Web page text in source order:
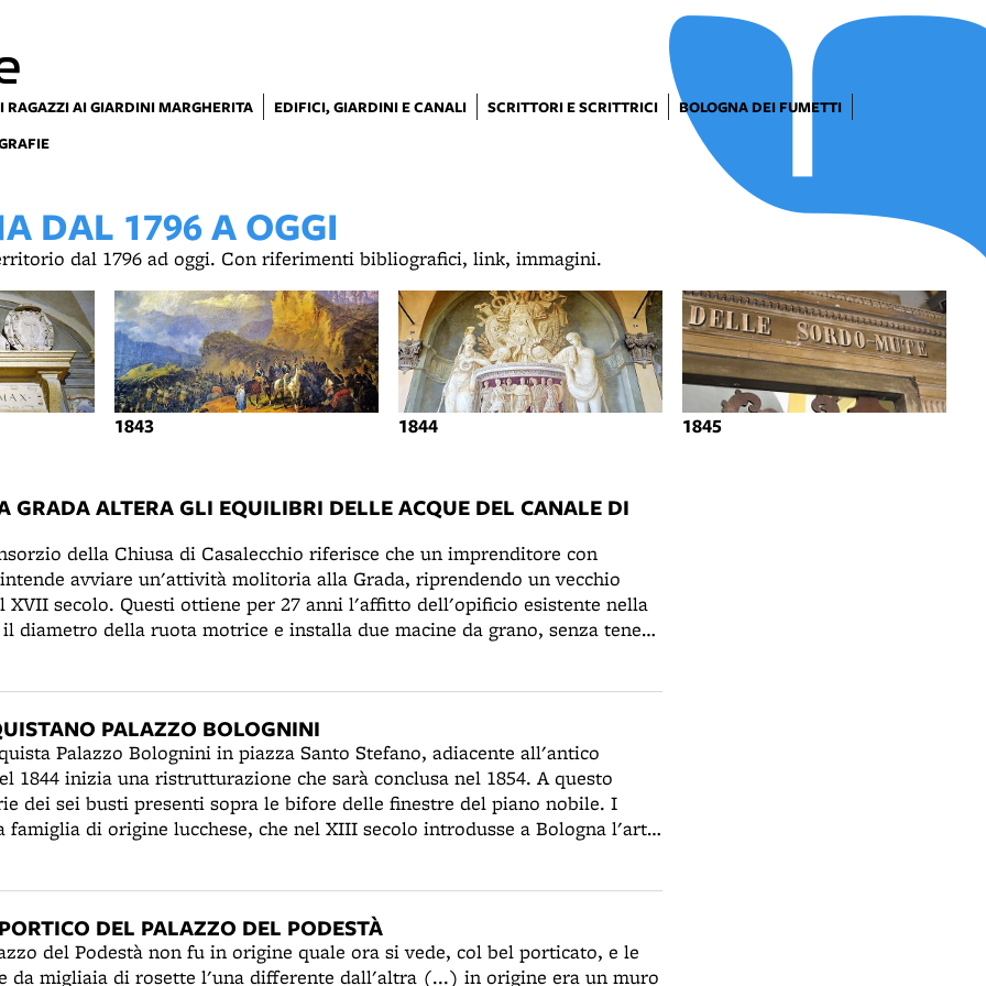
RAGAZZI AI GIARDINI MARGHERITA EDIFICI, GIARDINI E CANALI SCRITTORI E SCRITTRICI
BOLOGNA DEI FUMETTI
DAL 1796 A OGGI
dal 1796 ad oggi. Con riferimenti bibliografici, link, immagini.
1843 1844 1845
GRADA ALTERA GLI EQUILIBRI DELLE ACQUE DEL CANALE DI
della Chiusa di Casalecchio riferisce che un imprenditore con
avviare un'attività molitoria alla Grada, riprendendo un vecchio
XVII secolo. Questi ottiene per 27 anni l'affitto dell'opificio esistente nella
diametro della ruota motrice e installa due macine da grano, senza tener
in proposito dall'amministrazione del canale di Reno. Grazie a
per le macine finirà per alterare la portata delle acque del canale sia a
addirittura il funzionamento del paraporto della Canonica, sia a
gli utenti del canale delle Moline.
PALAZZO BOLOGNINI
Palazzo Bolognini in piazza Santo Stefano, adiacente all'antico
1844 inizia una ristrutturazione che sarà conclusa nel 1854. A questo
dei sei busti presenti sopra le bifore delle finestre del piano nobile. I
famiglia di origine lucchese, che nel XIII secolo introdusse a Bologna l'arte
il primo filatoio. In seguito, divenuti molto ricchi, furono protagonisti
dall'architetto e scultore fiesolano Pagno di Lapo Portigiani (1408-1487)
punto di vista stilistico, il tentativo di armonizzare la tradizione
con il rinascimento toscano.
DEL PALAZZO DEL PODESTÀ
del Podestà non fu in origine quale ora si vede, col bel porticato, e le
da migliaia di rosette l'una differente dall'altra (...) in origine era un muro